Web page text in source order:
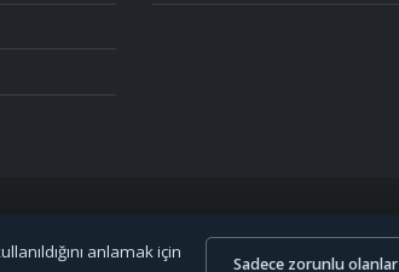
yapılmaktadır.
anlamak için
Sadece zorunlu olanlar